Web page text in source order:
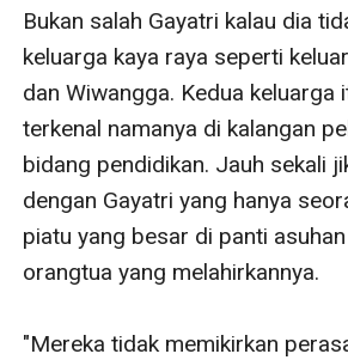
Bukan salah Gayatri kalau dia
keluarga kaya raya seperti
dan Wiwangga. Kedua keluarga
terkenal namanya di kalangan
bidang pendidikan. Jauh sekali
dengan Gayatri yang hanya
piatu yang besar di panti
orangtua yang melahirkannya.
"Mereka tidak memikirkan